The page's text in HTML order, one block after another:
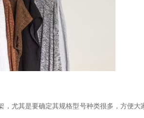
尤其是要确定其规格型号种类很多，方便大